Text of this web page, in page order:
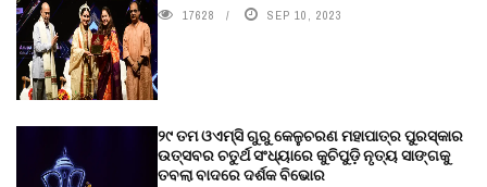
17628 SEP 10, 2023
୨୯ ତମ ଓଏମ୍‌ସି ଗୁରୁ କେଳୁଚରଣ ମହାପାତ୍ର ପୁରସ୍କାର
ଉତ୍ସବର ଚତୁର୍ଥ ସଂଧ୍ୟାରେ କୁଚିପୁଡ଼ି ନୃତ୍ୟ ସାଙ୍ଗକୁ
ତବଲା ବାଦରେ ଦର୍ଶକ ବିଭୋର